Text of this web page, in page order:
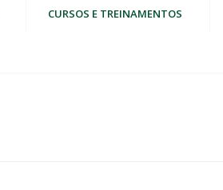
CURSOS E TREINAMENTOS